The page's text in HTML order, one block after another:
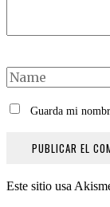
Guarda mi
Este sitio usa